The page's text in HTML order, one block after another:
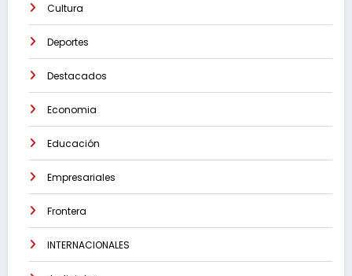
Cultura
Deportes
Destacados
Economia
Educación
Empresariales
Frontera
INTERNACIONALES